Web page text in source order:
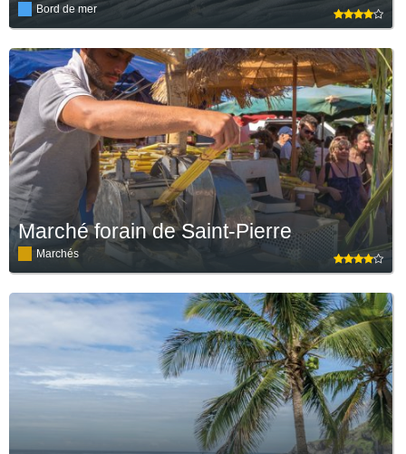
Bord de mer
Marché forain de Saint-Pierre
Marchés